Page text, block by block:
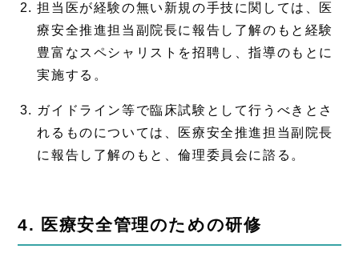
担当医が経験の無い新規の手技に関しては、医
療安全推進担当副院長に報告し了解のもと経験
豊富なスペシャリストを招聘し、指導のもとに
実施する。
ガイドライン等で臨床試験として行うべきとさ
れるものについては、医療安全推進担当副院長
に報告し了解のもと、倫理委員会に諮る。
4. 医療安全管理のための研修